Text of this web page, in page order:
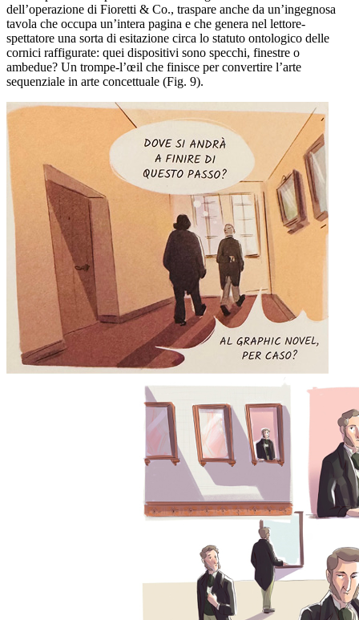
dell’operazione di Fioretti & Co., traspare anche da un’ingegnosa
tavola che occupa un’intera pagina e che genera nel lettore-
spettatore una sorta di esitazione circa lo statuto ontologico delle
cornici raffigurate: quei dispositivi sono specchi, finestre o
ambedue? Un trompe-l’œil che finisce per convertire l’arte
sequenziale in arte concettuale (Fig. 9).